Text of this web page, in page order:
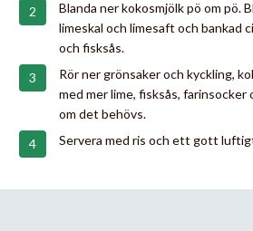
Blanda ner kokosmjölk pö om pö.
limeskal och limesaft och bankad
och fisksås.
Rör ner grönsaker och kyckling,
med mer lime, fisksås, farinsocker
om det behövs.
Servera med ris och ett gott